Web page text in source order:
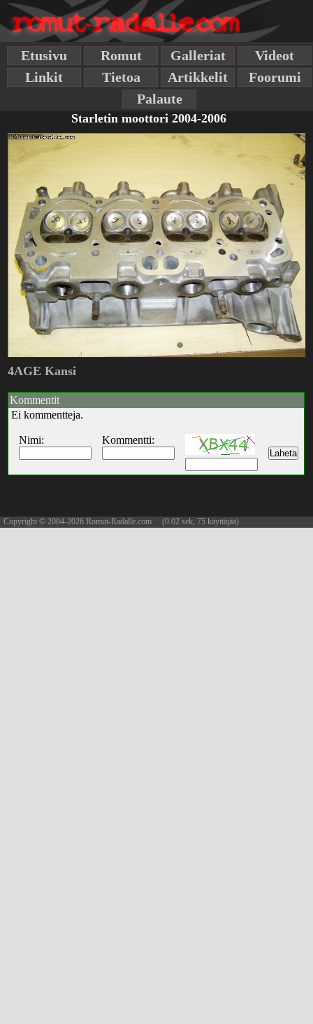
Etusivu Romut Galleriat
Videot
Linkit
Tietoa Artikkelit
Foorumi
Palaute
Starletin moottori 2004-2006
4AGE Kansi
Kommentit
Ei kommentteja.
Nimi: Kommentti:
Copyright © 2004-2026 Romut-Radalle.com (0.02 sek, 75 käyttäjää)